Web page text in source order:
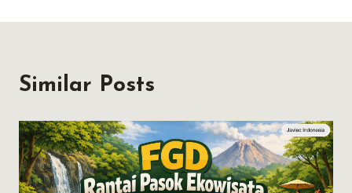
Similar Posts